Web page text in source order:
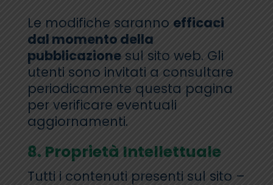
Le modifiche saranno efficaci
dal momento della
pubblicazionesul sito web. Gli
utenti sono invitati a consultare
periodicamente questa pagina
per verificare eventuali
aggiornamenti.
8. Proprietà Intellettuale
Tutti i contenuti presenti sul sito –